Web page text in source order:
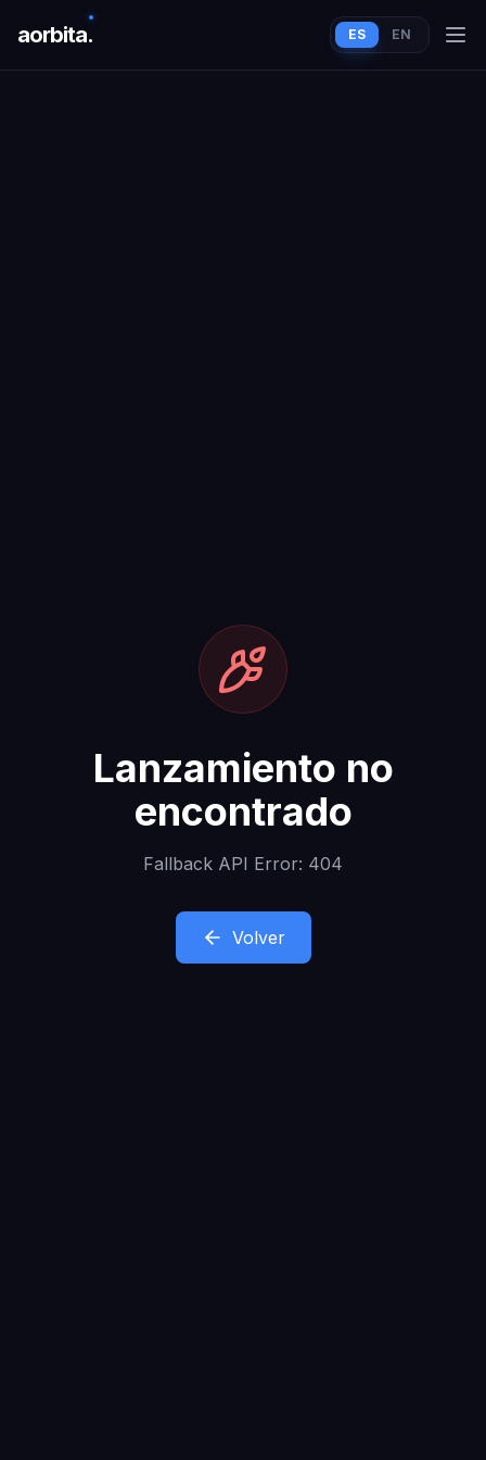
aorbita. ES EN
Lanzamiento no
encontrado
Fallback API Error: 404
Volver